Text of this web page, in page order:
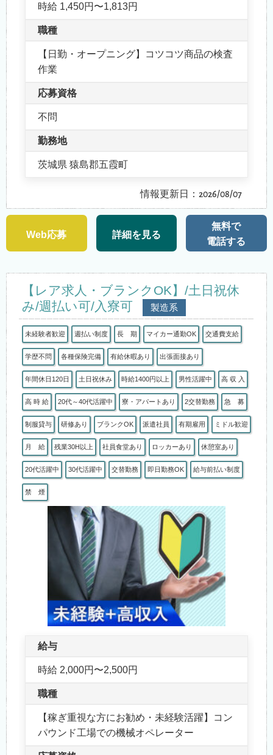
時給 1,450円〜1,813円
職種
【日勤・オープニング】コツコツ商品の検査
作業
応募資格
不問
勤務地
茨城県 猿島郡五霞町
情報更新日：2026/08/07
Web応募 詳細を見る
無料で
電話する
【レア求人・ブランクOK】/土日祝休
み/週払い可/入寮可
製造系
未経験者歓迎 週払い制度 長 期 マイカー通勤OK 交通費支給
学歴不問 各種保険完備 有給休暇あり 出張面接あり
年間休日120日 土日祝休み 時給1400円以上 男性活躍中 高 収 入
高 時 給 20代～40代活躍中 寮・アパートあり 2交替勤務 急 募
制服貸与 研修あり ブランクOK 派遣社員 有期雇用 ミドル歓迎
月 給 残業30H以上 社員食堂あり ロッカーあり 休憩室あり
20代活躍中 30代活躍中 交替勤務 即日勤務OK 給与前払い制度
禁 煙
給与
時給 2,000円〜2,500円
職種
【稼ぎ重視な方にお勧め・未経験活躍】コン
パウンド工場での機械オペレーター